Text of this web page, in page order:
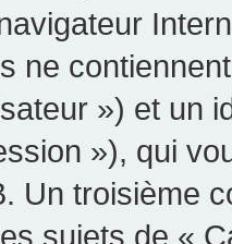
ne
») et un
»), qui
Un troisième
sujets de «